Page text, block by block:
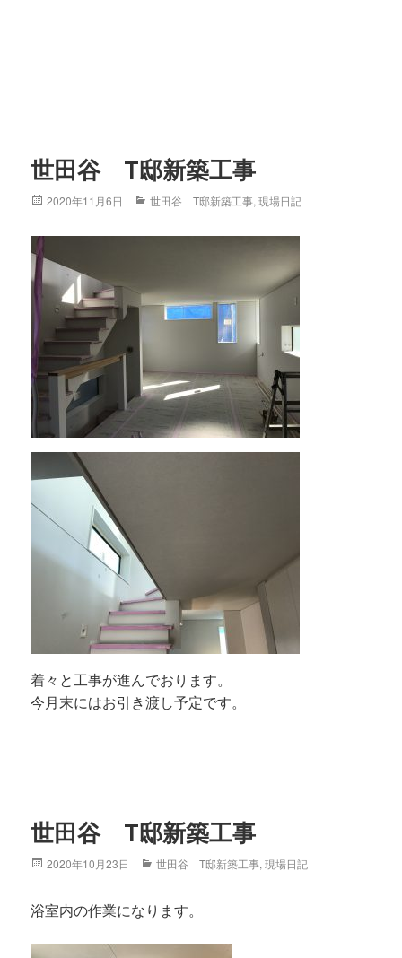
世田谷 T邸新築工事
Posted
2020年11月6日 Categories
世田谷 T邸新築工事,現場日記
着々と工事が進んでおります。
今月末にはお引き渡し予定です。
世田谷 T邸新築工事
Posted
2020年10月23日 Categories
世田谷 T邸新築工事,現場日記
浴室内の作業になります。